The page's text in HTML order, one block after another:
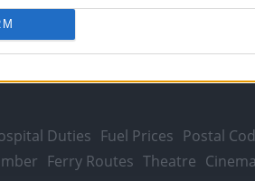
Kallithea Serres Rhodes
Duties Fuel Prices Postal
Ferry Routes Theatre